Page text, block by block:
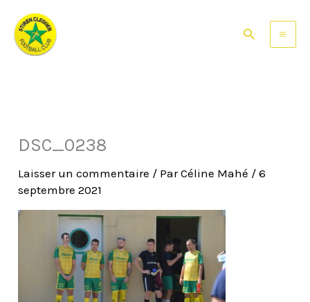
contenu
Rechercher
DSC_0238
Laisser un commentaire / ParCéline Mahé /6
septembre 2021